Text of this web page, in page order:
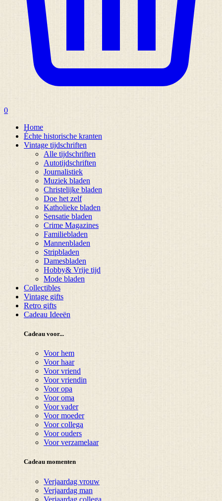
0
Home
Échte historische kranten
Vintage tijdschriften
Alle tijdschriften
Autotijdschriften
Journalistiek
Muziek bladen
Christelijke bladen
Doe het zelf
Katholieke bladen
Sensatie bladen
Crime Magazines
Familiebladen
Mannenbladen
Stripbladen
Damesbladen
Hobby& Vrije tijd
Mode bladen
Collectibles
Vintage gifts
Retro gifts
Cadeau Ideeën
Cadeau voor...
Voor hem
Voor haar
Voor vriend
Voor vriendin
Voor opa
Voor oma
Voor vader
Voor moeder
Voor collega
Voor ouders
Voor verzamelaar
Cadeau momenten
Verjaardag vrouw
Verjaardag man
Verjaardag collega